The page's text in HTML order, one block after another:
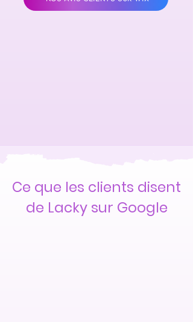
Ce que les clients disent
de Lacky sur Google